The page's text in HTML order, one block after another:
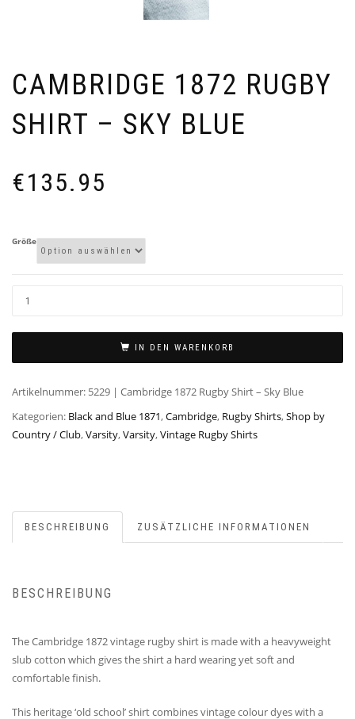
CAMBRIDGE 1872 RUGBY
SHIRT – SKY BLUE
€135.95
Größe
IN DEN WARENKORB
Artikelnummer: 5229 | Cambridge 1872 Rugby Shirt – Sky Blue
Kategorien: Black and Blue 1871,Cambridge, Rugby Shirts,Shop by
Country / Club,Varsity,Varsity,Vintage Rugby Shirts
BESCHREIBUNG ZUSÄTZLICHE INFORMATIONEN
BESCHREIBUNG
The Cambridge 1872 vintage rugby shirt is made with a heavyweight
slub cotton which gives the shirt a hard wearing yet soft and
comfortable finish.
This heritage ‘old school’ shirt combines vintage colour dyes with a